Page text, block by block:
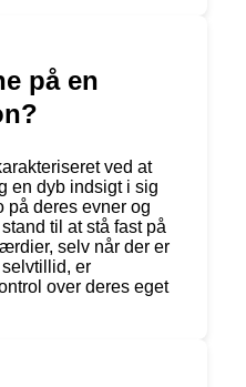
på en
ved at
en dyb indsigt i sig
på deres evner og
til at stå fast på
selv når der er
er
over deres eget